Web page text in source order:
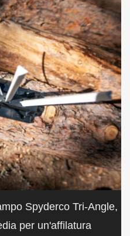
Spyderco Tri-Angle,
per un'affilatura